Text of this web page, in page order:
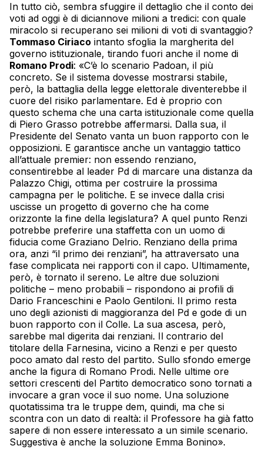
In tutto ciò, sembra sfuggire il dettaglio che il conto dei
voti ad oggi è di diciannove milioni a tredici: con quale
miracolo si recuperano sei milioni di voti di svantaggio?
Tommaso Ciriaco intanto sfoglia la margherita del
governo istituzionale, tirando fuori anche il nome di
Romano Prodi: «C’è lo scenario Padoan, il più
concreto. Se il sistema dovesse mostrarsi stabile,
però, la battaglia della legge elettorale diventerebbe il
cuore del risiko parlamentare. Ed è proprio con
questo schema che una carta istituzionale come quella
di Piero Grasso potrebbe affermarsi. Dalla sua, il
Presidente del Senato vanta un buon rapporto con le
opposizioni. E garantisce anche un vantaggio tattico
all’attuale premier: non essendo renziano,
consentirebbe al leader Pd di marcare una distanza da
Palazzo Chigi, ottima per costruire la prossima
campagna per le politiche. E se invece dalla crisi
uscisse un progetto di governo che ha come
orizzonte la fine della legislatura? A quel punto Renzi
potrebbe preferire una staffetta con un uomo di
fiducia come Graziano Delrio. Renziano della prima
ora, anzi “il primo dei renziani”, ha attraversato una
fase complicata nei rapporti con il capo. Ultimamente,
però, è tornato il sereno. Le altre due soluzioni
politiche – meno probabili – rispondono ai profili di
Dario Franceschini e Paolo Gentiloni. Il primo resta
uno degli azionisti di maggioranza del Pd e gode di un
buon rapporto con il Colle. La sua ascesa, però,
sarebbe mal digerita dai renziani. Il contrario del
titolare della Farnesina, vicino a Renzi e per questo
poco amato dal resto del partito. Sullo sfondo emerge
anche la figura di Romano Prodi. Nelle ultime ore
settori crescenti del Partito democratico sono tornati a
invocare a gran voce il suo nome. Una soluzione
quotatissima tra le truppe dem, quindi, ma che si
scontra con un dato di realtà: il Professore ha già fatto
sapere di non essere interessato a un simile scenario.
Suggestiva è anche la soluzione Emma Bonino».